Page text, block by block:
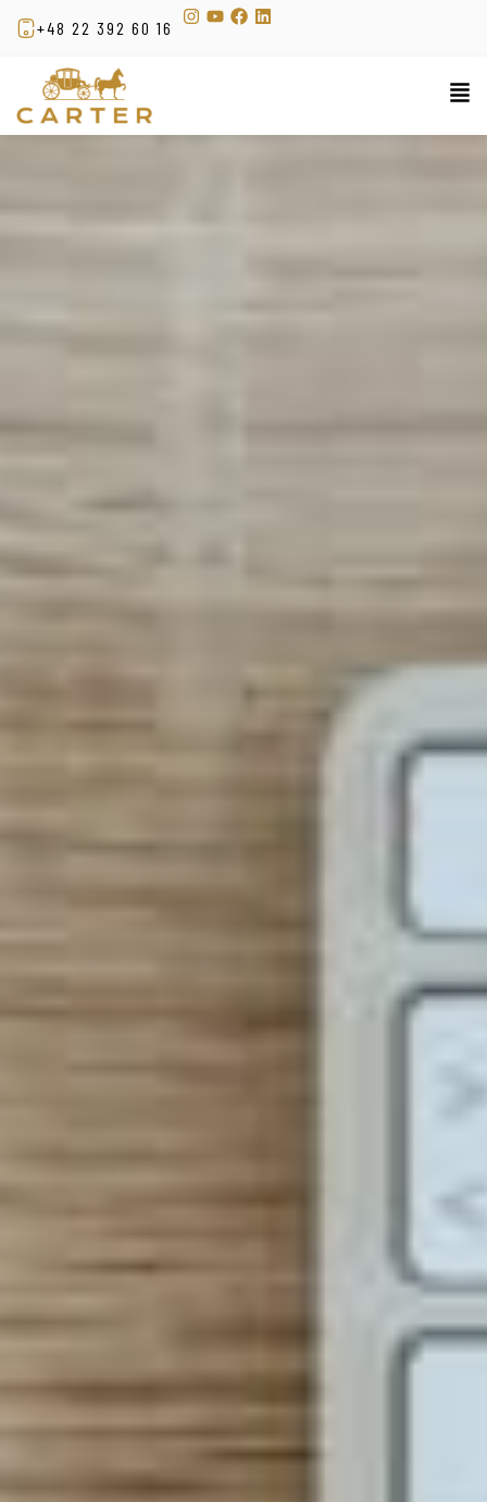
+48 22 392 60 16